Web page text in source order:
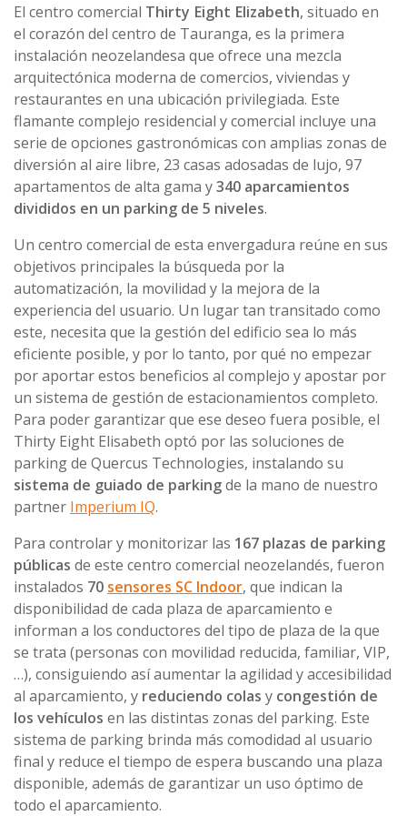
El centro comercial Thirty Eight Elizabeth, situado en
el corazón del centro de Tauranga, es la primera
instalación neozelandesa que ofrece una mezcla
arquitectónica moderna de comercios, viviendas y
restaurantes en una ubicación privilegiada. Este
flamante complejo residencial y comercial incluye una
serie de opciones gastronómicas con amplias zonas de
diversión al aire libre, 23 casas adosadas de lujo, 97
apartamentos de alta gama y340 aparcamientos
divididos en un parking de 5 niveles.
Un centro comercial de esta envergadura reúne en sus
objetivos principales la búsqueda por la
automatización, la movilidad y la mejora de la
experiencia del usuario. Un lugar tan transitado como
este, necesita que la gestión del edificio sea lo más
eficiente posible, y por lo tanto, por qué no empezar
por aportar estos beneficios al complejo y apostar por
un sistema de gestión de estacionamientos completo.
Para poder garantizar que ese deseo fuera posible, el
Thirty Eight Elisabeth optó por las soluciones de
parking de Quercus Technologies, instalando su
sistema de guiado de parkingde la mano de nuestro
partner Imperium IQ.
Para controlar y monitorizar las 167 plazas de parking
públicas de este centro comercial neozelandés, fueron
instalados 70 sensores SC Indoor, que indican la
disponibilidad de cada plaza de aparcamiento e
informan a los conductores del tipo de plaza de la que
se trata (personas con movilidad reducida, familiar, VIP,
…), consiguiendo así aumentar la agilidad y accesibilidad
al aparcamiento, y reduciendo colas y congestión de
los vehículos en las distintas zonas del parking. Este
sistema de parking brinda más comodidad al usuario
final y reduce el tiempo de espera buscando una plaza
disponible, además de garantizar un uso óptimo de
todo el aparcamiento.